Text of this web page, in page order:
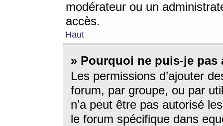
modérateur ou un
accès.
Haut
» Pourquoi ne puis-je
Les permissions d’ajouter
forum, par groupe, ou par
n’a peut être pas autorisé
le forum spécifique dans